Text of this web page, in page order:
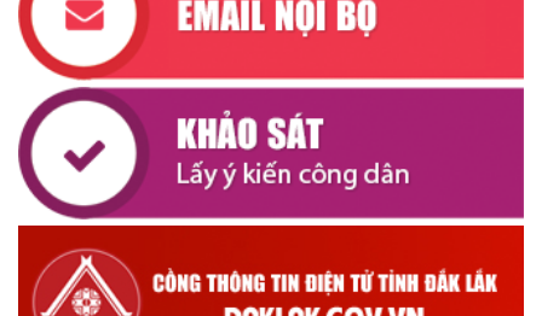
(07/07/2026)
UBND XÃ CƯ M’TA CÔNG KHAI DANH MỤC THỦ TỤC HÀNH
CHÍNH THỰC HIỆN MỘT PHẦN
(30/07/2026)
CÔNG KHAI DANH MỤC THỦ TỤC HÀNH CHÍNH THỰC HIỆN
TOÀN TRÌNH THUỘC THẨM QUYỀN GIẢI QUYẾT CỦA UBND XÃ
(30/07/2026)